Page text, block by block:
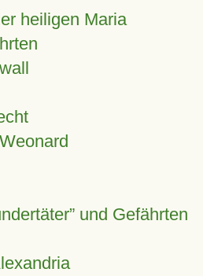
heiligen Maria
und Gefährten